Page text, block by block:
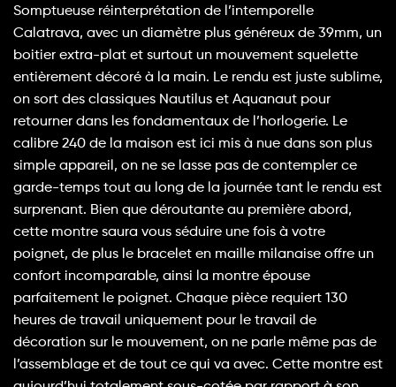
Somptueuse réinterprétation de l’intemporelle
Calatrava, avec un diamètre plus généreux de 39mm, un
boitier extra-plat et surtout un mouvement squelette
entièrement décoré à la main. Le rendu est juste sublime,
on sort des classiques Nautilus et Aquanaut pour
retourner dans les fondamentaux de l’horlogerie. Le
calibre 240 de la maison est ici mis à nue dans son plus
simple appareil, on ne se lasse pas de contempler ce
garde-temps tout au long de la journée tant le rendu est
surprenant. Bien que déroutante au première abord,
cette montre saura vous séduire une fois à votre
poignet, de plus le bracelet en maille milanaise offre un
confort incomparable, ainsi la montre épouse
parfaitement le poignet. Chaque pièce requiert 130
heures de travail uniquement pour le travail de
décoration sur le mouvement, on ne parle même pas de
l’assemblage et de tout ce qui va avec. Cette montre est